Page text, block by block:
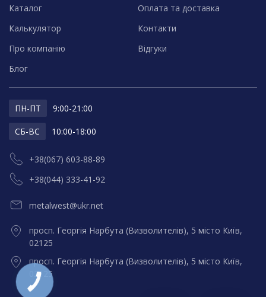
Каталог
Калькулятор
Про компанію
Блог
Оплата та доставка
Контакти
Відгуки
+38(067) 603-88-89
+38(044) 333-41-92
metalwest@ukr.net
ПН-ПТ 9:00-21:00
СБ-ВС 10:00-18:00
просп. Георгія Нарбута (Визволителів), 5 місто Київ,
02125
просп. Георгія Нарбута (Визволителів), 5 місто Київ,
02125
КНОПКА
ЗВ'ЯЗКУ